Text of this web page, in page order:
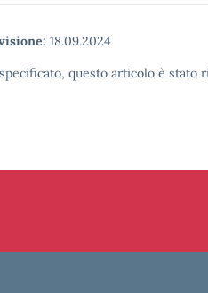
18.09.2024
questo articolo è